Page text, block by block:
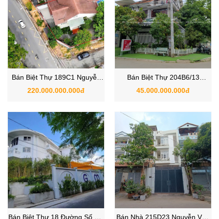
Bán Biệt Thự 189C1 Nguyễn
Văn Hưởng, Phường Thảo
220.000.000.000đ
Bán Biệt Thự 204B6/13
Nguyễn Văn Hưởng, Phường
45.000.000.000đ
Bán Biệt Thự 18 Đường Số 55,
Bán Nhà 215D23 Nguyễn Văn